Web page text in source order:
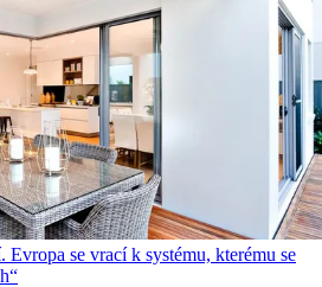
se vrací k systému, kterému se